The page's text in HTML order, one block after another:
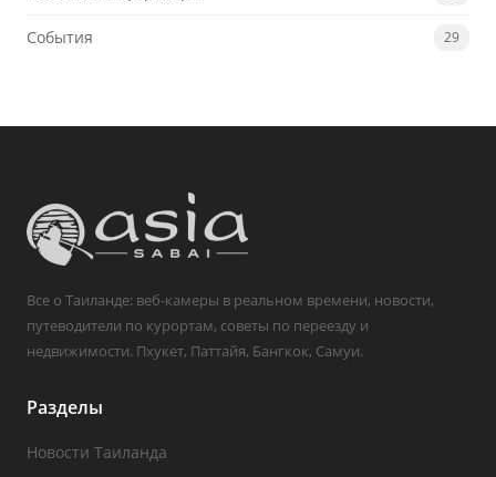
События 29
Все о Таиланде: веб-камеры в реальном времени, новости,
путеводители по курортам, советы по переезду и
недвижимости. Пхукет, Паттайя, Бангкок, Самуи.
Разделы
Новости Таиланда